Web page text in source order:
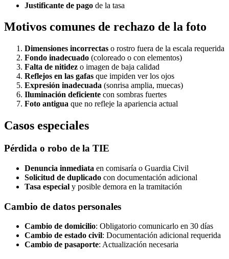
Justificante de pago de la tasa
Motivos comunes de rechazo de la foto
Dimensiones incorrectas o rostro fuera de la escala requerida
Fondo inadecuado (coloreado o con elementos)
Falta de nitidez o imagen de baja calidad
Reflejos en las gafas que impiden ver los ojos
Expresión inadecuada (sonrisa amplia, muecas)
Iluminación deficiente con sombras fuertes
Foto antigua que no refleje la apariencia actual
Casos especiales
Pérdida o robo de la TIE
Denuncia inmediata en comisaría o Guardia Civil
Solicitud de duplicado con documentación adicional
Tasa especial y posible demora en la tramitación
Cambio de datos personales
Cambio de domicilio: Obligatorio comunicarlo en 30 días
Cambio de estado civil: Documentación adicional requerida
Cambio de pasaporte: Actualización necesaria